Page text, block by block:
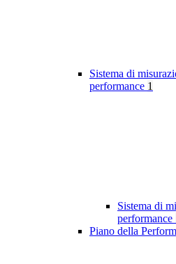
Sistema di
performance 1
Sistema di
performance
Piano della